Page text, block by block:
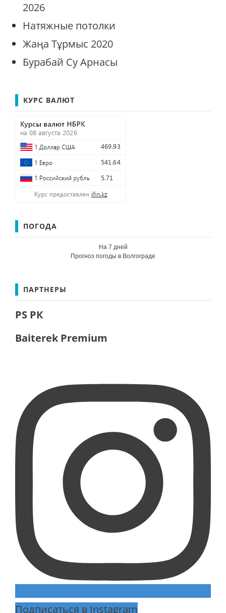
2026
Натяжные потолки
Жаңа Тұрмыс 2020
Бурабай Су Арнасы
КУРС ВАЛЮТ
ПОГОДА
На 7 дней
Прогноз погоды в Волгограде
ПАРТНЕРЫ
PS РК
Baiterek Premium
Подписаться в Instagram